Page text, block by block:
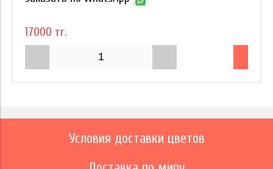
17000 тг.
Условия доставки цветов